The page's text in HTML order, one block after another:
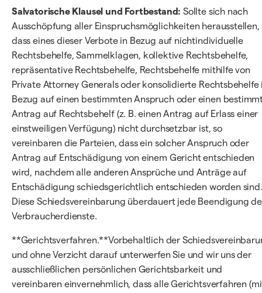
Salvatorische Klausel und Fortbestand: Sollte sich nach
Ausschöpfung aller Einspruchsmöglichkeiten herausstellen,
dass eines dieser Verbote in Bezug auf nichtindividuelle
Rechtsbehelfe, Sammelklagen, kollektive Rechtsbehelfe,
repräsentative Rechtsbehelfe, Rechtsbehelfe mithilfe von
Private Attorney Generals oder konsolidierte Rechtsbehelfe
Bezug auf einen bestimmten Anspruch oder einen
Antrag auf Rechtsbehelf (z. B. einen Antrag auf Erlass einer
einstweiligen Verfügung) nicht durchsetzbar ist, so
vereinbaren die Parteien, dass ein solcher Anspruch oder
Antrag auf Entschädigung von einem Gericht entschieden
wird, nachdem alle anderen Ansprüche und Anträge auf
Entschädigung schiedsgerichtlich entschieden worden sind.
Diese Schiedsvereinbarung überdauert jede Beendigung
Verbraucherdienste.
**Gerichtsverfahren.**Vorbehaltlich der
und ohne Verzicht darauf unterwerfen Sie und wir uns der
ausschließlichen persönlichen Gerichtsbarkeit und
vereinbaren einvernehmlich, dass alle Gerichtsverfahren